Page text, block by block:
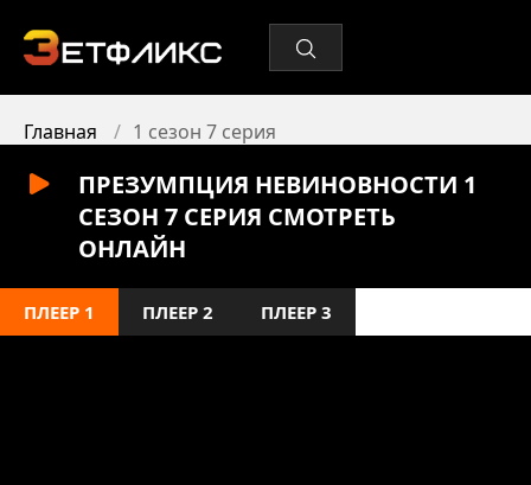
Главная 1 сезон 7 серия
ПРЕЗУМПЦИЯ НЕВИНОВНОСТИ 1
СЕЗОН 7 СЕРИЯ СМОТРЕТЬ
ОНЛАЙН
ПЛЕЕР 1 ПЛЕЕР 2 ПЛЕЕР 3